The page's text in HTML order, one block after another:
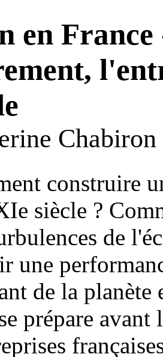
en France
Chabiron
construire
siècle ?
de
une
de la
prépare